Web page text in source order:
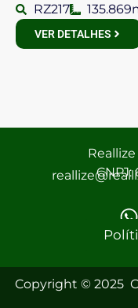
RZ217
VER DETALHES
CNPJ:
Copyright © 2025